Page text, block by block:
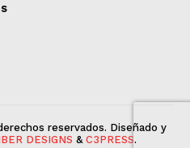
reservados. Diseñado y
DESIGNS & C3PRESS.